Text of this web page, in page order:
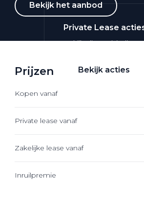
Private Lease
Bekijk alle
Bekijk acties
Bekijk het aanbod
Prijzen
Kopen vanaf
Private lease vanaf
Zakelijke lease vanaf
Inruilpremie